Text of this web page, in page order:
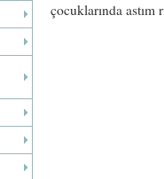
çocuklarında astım